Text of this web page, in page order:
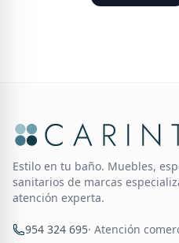
Estilo en tu baño. Muebles,
sanitarios de marcas
atención experta.
954 324 695· Atención